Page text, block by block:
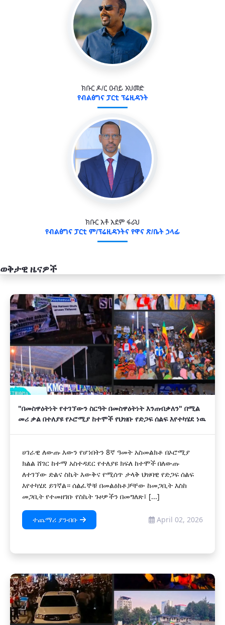
ክቡር ዶ/ር ዐብይ አህመድ
የብልፅግና ፓርቲ ፕሬዚዳንት
ክቡር አቶ አደም ፋራህ
የብልፅግና ፓርቲ ም/ፕሬዚዳንትና የዋና ጽ/ቤት ኃላፊ
ወቅታዊ ዜናዎች
አዲስ
"በመስዋዕትነት የተገኘውን ስርዓት በመስዋዕትነት እንጠብቃለን" በሚል
መሪ ቃል በተለያዩ የኦሮሚያ ከተሞች የህዝቡ የድጋፍ ሰልፍ እየተካሄደ ነዉ
ሀገራዊ ለውጡ እውን የሆነበትን 8ኛ ዓመት አስመልክቶ በኦሮሚያ
ክልል ሸገር ከተማ አስተዳደር የተለያዩ ክፍለ ከተሞች በለውጡ
ለተገኘው ድልና ስኬት እውቅና የሚሰጥ ታላቅ ህዝባዊ የድጋፍ ሰልፍ
እየተካሄደ ይገኛል። ሰልፈኞቹ በመልዕክቶቻቸው ከመጋቢት እስከ
መጋቢት የተመዘገቡ የስኬት ጉዞዎችን በመግለጽ፤ [...]
ተጨማሪ ያንብቡ April 02, 2026